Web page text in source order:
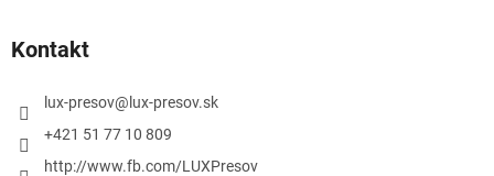
Kontakt
lux-presov@ lux-presov.sk
+421 51 77 10 809
http://www.fb.com/LUXPresov